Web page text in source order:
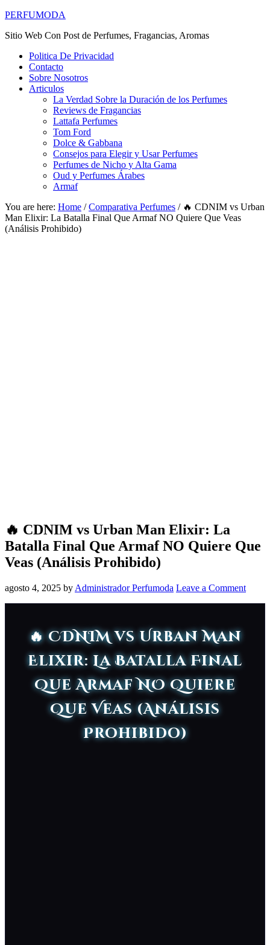
PERFUMODA
Sitio Web Con Post de Perfumes, Fragancias, Aromas
Politica De Privacidad
Contacto
Sobre Nosotros
Articulos
La Verdad Sobre la Duración de los Perfumes
Reviews de Fragancias
Lattafa Perfumes
Tom Ford
Dolce & Gabbana
Consejos para Elegir y Usar Perfumes
Perfumes de Nicho y Alta Gama
Oud y Perfumes Árabes
Armaf
You are here: Home / Comparativa Perfumes /🔥 CDNIM vs Urban
Man Elixir: La Batalla Final Que Armaf NO Quiere Que Veas
(Análisis Prohibido)
🔥 CDNIM vs Urban Man Elixir: La
Batalla Final Que Armaf NO Quiere Que
Veas (Análisis Prohibido)
agosto 4, 2025 by Administrador Perfumoda Leave a Comment
🔥 CDNIM vs Urban Man
Elixir: La Batalla Final
Que Armaf NO Quiere
Que Veas (Análisis
Prohibido)